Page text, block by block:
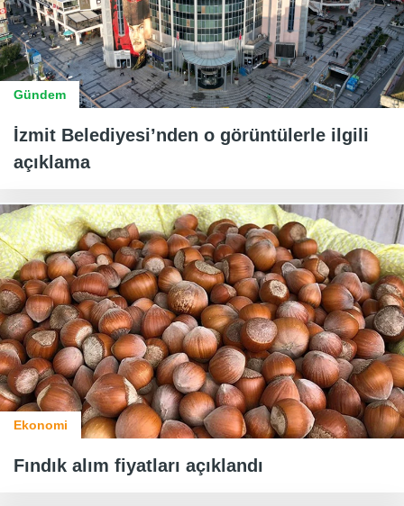
Gündem
İzmit Belediyesi’nden o görüntülerle ilgili
açıklama
Ekonomi
Fındık alım fiyatları açıklandı